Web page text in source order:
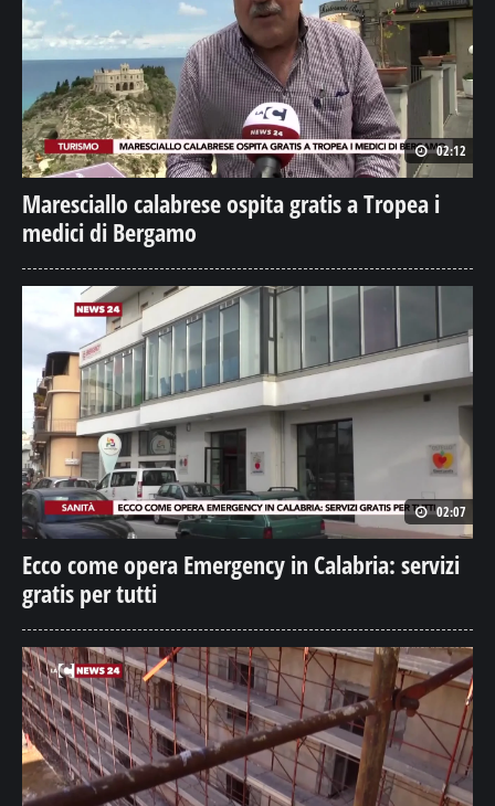
02:12
Maresciallo calabrese ospita gratis a Tropea i
medici di Bergamo
02:07
Ecco come opera Emergency in Calabria: servizi
gratis per tutti